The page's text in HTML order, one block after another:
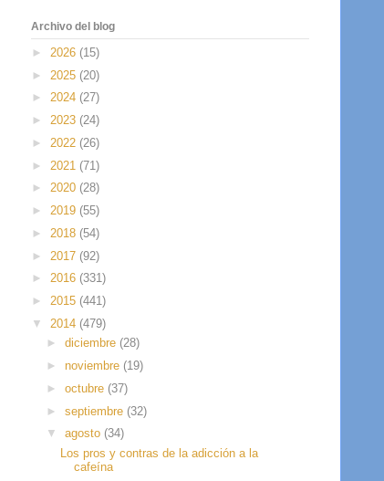
Archivo del blog
► 2026 (15)
► 2025 (20)
► 2024 (27)
► 2023 (24)
► 2022 (26)
► 2021 (71)
► 2020 (28)
► 2019 (55)
► 2018 (54)
► 2017 (92)
► 2016 (331)
► 2015 (441)
▼ 2014 (479)
► diciembre (28)
► noviembre (19)
► octubre (37)
► septiembre (32)
▼ agosto (34)
Los pros y contras de la adicción a la
cafeína